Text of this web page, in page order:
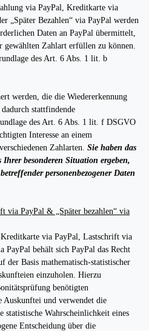
via PayPal, Kreditkarte via
„Später Bezahlen“ via PayPal werden
Daten an PayPal übermittelt,
Zahlart erfüllen zu können.
des Art. 6 Abs. 1 lit. b
werden, die die Wiedererkennung
stattfindende
des Art. 6 Abs. 1 lit. f DSGVO
Interesse an einem
Zahlarten. Sie haben das
besonderen Situation ergeben,
personenbezogener Daten
via PayPal & „Später bezahlen“ via
via PayPal, Lastschrift via
PayPal behält sich PayPal das Recht
der Basis mathematisch-statistischer
einzuholen. Hierzu
benötigten
Auskunftei und verwendet die
statistische Wahrscheinlichkeit eines
Entscheidung über die